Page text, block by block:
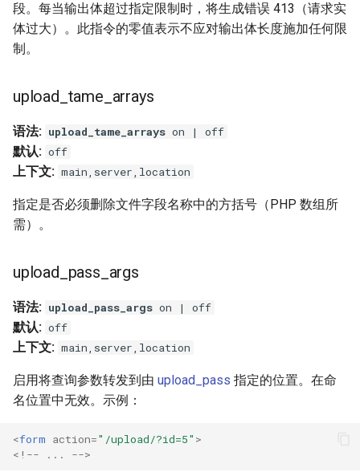
段。每当输出体超过指定限制时，将生成错误 413（请求实
体过大）。此指令的零值表示不应对输出体长度施加任何限
制。
upload_tame_arrays
语法: upload_tame_arrays on | off
默认: off
上下文: main,server,location
指定是否必须删除文件字段名称中的方括号（PHP 数组所
需）。
upload_pass_args
语法: upload_pass_args on | off
默认: off
上下文: main,server,location
启用将查询参数转发到由 upload_pass 指定的位置。在命
名位置中无效。示例：
<form action="/upload/?id=5" >
<!-- ... -->